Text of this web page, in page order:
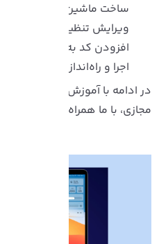
ساخت ماشین مجازی macOS Monterey
ویرایش تنظیمات ماشین مجازی macOS Monterey
افزودن کد به ماشین مجازی
اجرا و راه‌اندازی macOS
با ما همراه باشید.